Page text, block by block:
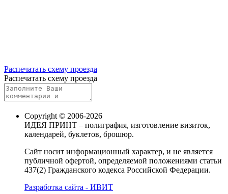
Распечатать схему проезда
Распечатать схему проезда
Copyright © 2006-2026
ИДЕЯ ПРИНТ – полиграфия, изготовление визиток,
календарей, буклетов, брошюр.
Сайт носит информационный характер, и не является
публичной офертой, определяемой положениями статьи
437(2) Гражданского кодекса Российской Федерации.
Разработка сайта - ИВИТ